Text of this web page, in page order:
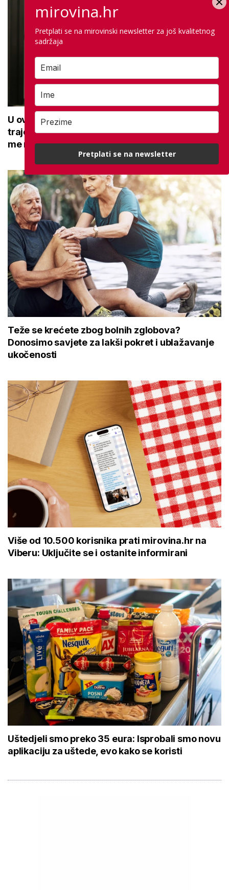
U ovoj optici rade najdetaljniji pregled vida,
traje sat vremena: Bila sam na njemu, evo što
me naučio
Teže se krećete zbog bolnih zglobova?
Donosimo savjete za lakši pokret i ublažavanje
ukočenosti
Više od 10.500 korisnika prati mirovina.hr na
Viberu: Uključite se i ostanite informirani
Uštedjeli smo preko 35 eura: Isprobali smo novu
aplikaciju za uštede, evo kako se koristi
mirovina.hr
Pretplati se na mirovinski newsletter za još kvalitetnog
sadržaja
Pretplati se na newsletter